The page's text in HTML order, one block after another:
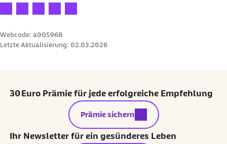
Ihre Bewertung: 1 Stern
Ihre Bewertung: 2 Sterne
Ihre Bewertung: 3 Sterne
Ihre Bewertung: 4 Sterne
Ihre Bewertung: 5 Sterne
Webcode: a005968
Letzte Aktualisierung: 02.03.2026
30 Euro Prämie für jede erfolgreiche Empfehlung
externer Link:
Prämie sichern
Ihr Newsletter für ein gesünderes Leben